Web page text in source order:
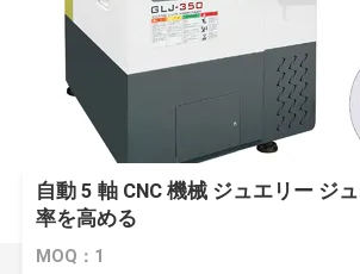
自動 5 軸 CNC 機械 ジュエリー ジ
率を高める
MOQ：1